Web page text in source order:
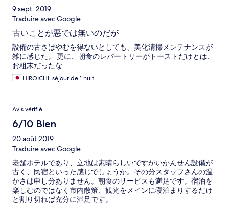
9 sept. 2019
Traduire avec Google
古いことが悪では無いのだが
設備の古さはやむを得ないとしても、美化清掃メンテナンスが
雑に感じた。 更に、朝食のレパートリーがトーストだけとは、
お粗末だったな
HIROICHI, séjour de 1 nuit
Avis vérifié
6/10 Bien
20 août 2019
Traduire avec Google
老舗ホテルであり、立地は素晴らしいですがいかんせん設備が
古く、民宿といった感じでしょうか。その分スタッフさんの温
かさは申し分ありません。朝食のサービスも満足です。宿泊を
楽しむのではなく市内散策、観光をメインに寝泊まりするだけ
と割り切れば充分に満足です。